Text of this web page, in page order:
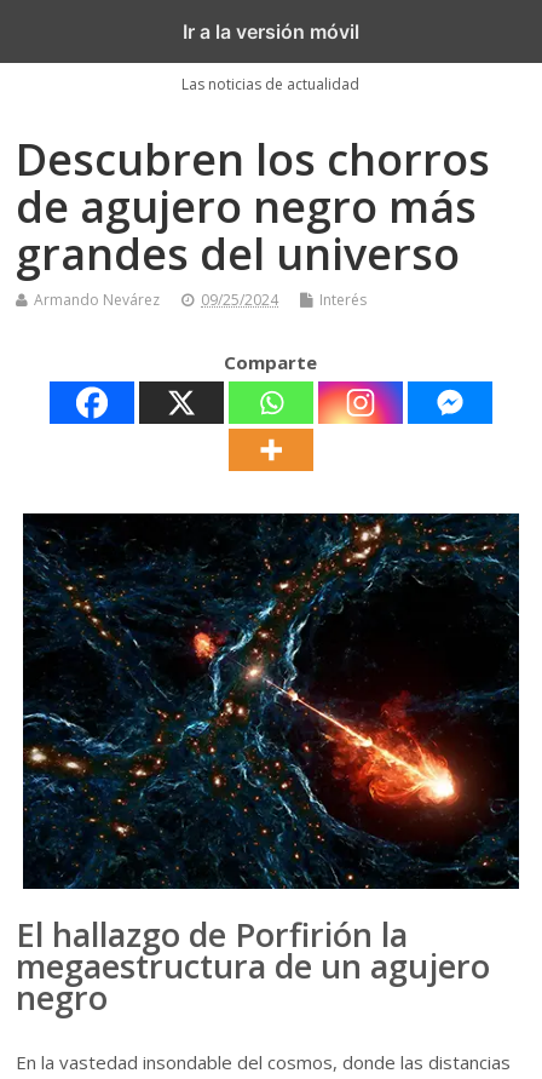
Akronoticias
Las noticias de actualidad
Descubren los chorros
de agujero negro más
grandes del universo
Armando Nevárez 09/25/2024 Interés
Comparte
El hallazgo de Porfirión la
megaestructura de un agujero
negro
En la vastedad insondable del cosmos, donde las distancias
Ir a la versión móvil